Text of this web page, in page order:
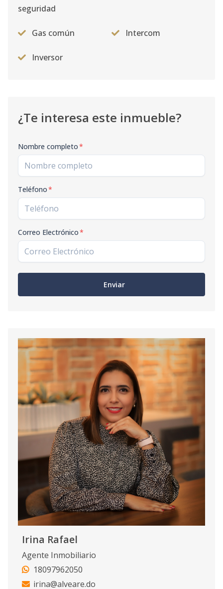
seguridad
Gas común Intercom
Inversor
¿Te interesa este inmueble?
Nombre completo*
Teléfono*
Correo Electrónico*
Enviar
Irina Rafael
Agente Inmobiliario
18097962050
irina@alveare.do